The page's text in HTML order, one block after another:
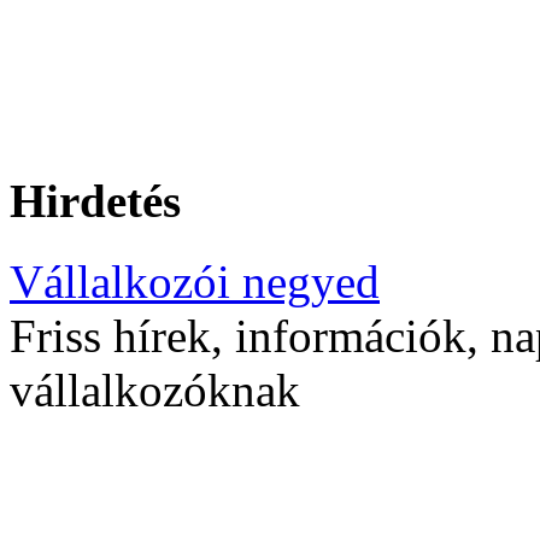
Hirdetés
Vállalkozói negyed
Friss hírek, információk,
vállalkozóknak